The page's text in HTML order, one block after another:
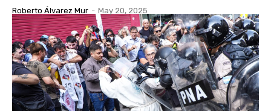
Roberto Álvarez Mur - May 20, 2025